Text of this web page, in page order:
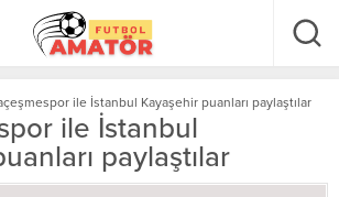
ile İstanbul Kayaşehir puanları paylaştılar
ile İstanbul
paylaştılar